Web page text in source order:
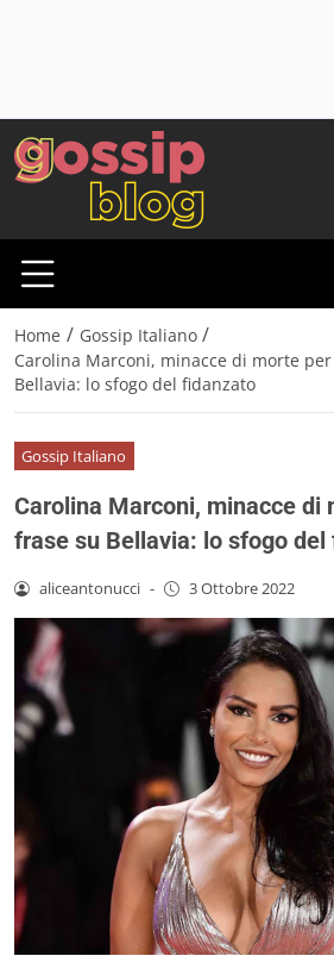
Home / Gossip Italiano /
Carolina Marconi, minacce di morte
Bellavia: lo sfogo del fidanzato
Gossip Italiano
Carolina Marconi, minacce di
frase su Bellavia: lo sfogo
aliceantonucci - 3 Ottobre 2022